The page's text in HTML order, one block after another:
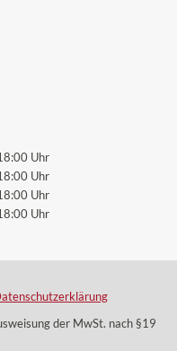
Uhr
Uhr
Uhr
Uhr
der MwSt. nach §19